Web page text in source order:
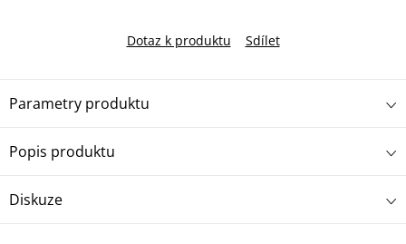
Dotaz k produktu Sdílet
Popis produktu
Parametry produktu
Diskuze